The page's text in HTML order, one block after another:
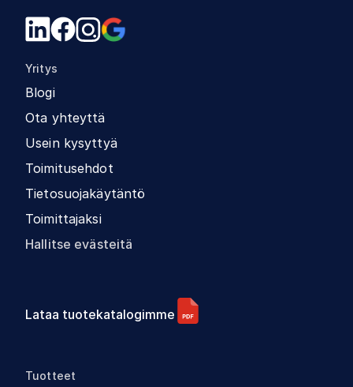
Yritys
Blogi
Ota yhteyttä
Usein kysyttyä
Toimitusehdot
Tietosuojakäytäntö
Toimittajaksi
Hallitse evästeitä
Lataa tuotekatalogimme
Tuotteet